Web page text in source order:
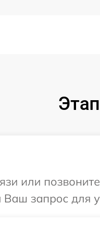
или
запрос для